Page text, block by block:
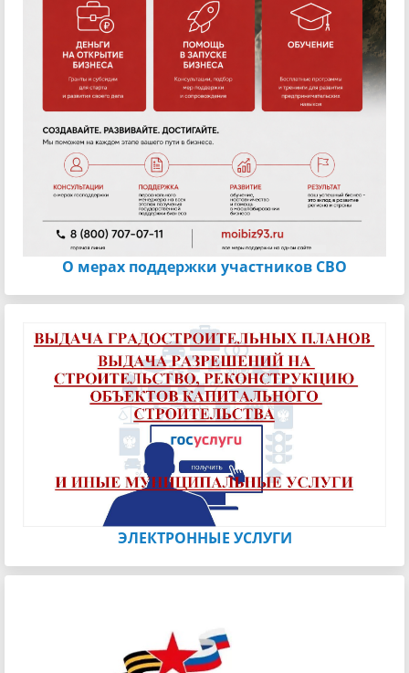
О мерах поддержки участников СВО
ЭЛЕКТРОННЫЕ УСЛУГИ